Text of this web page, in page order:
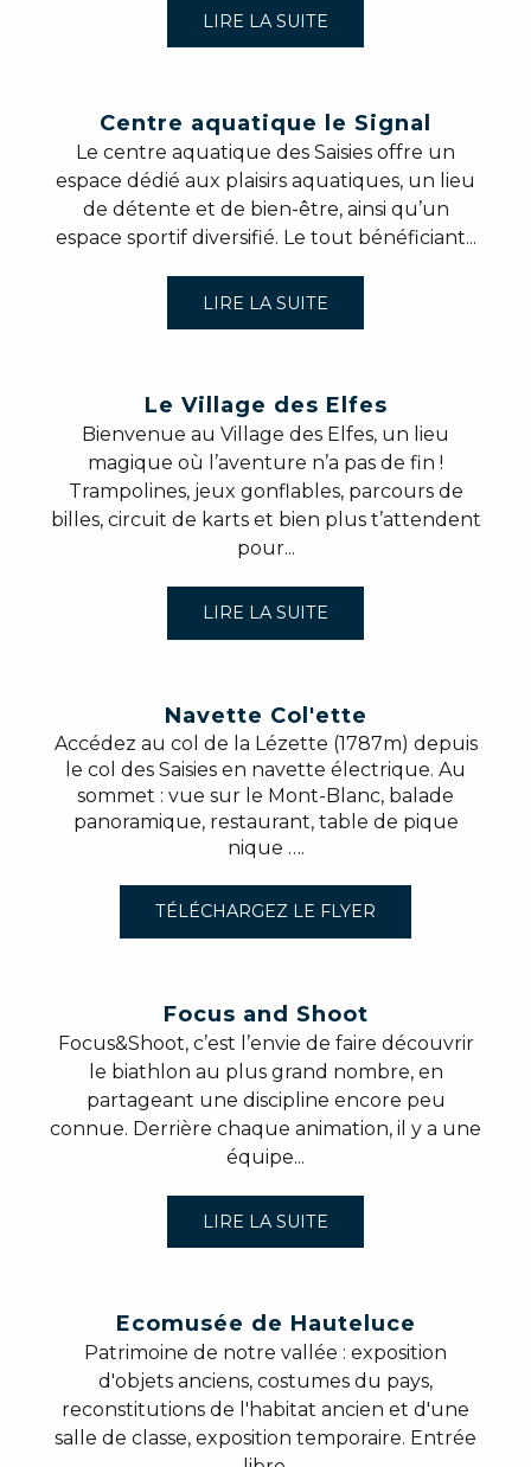
LIRE LA SUITE
Centre aquatique le Signal
Le centre aquatique des Saisies offre un
espace dédié aux plaisirs aquatiques, un lieu
de détente et de bien-être, ainsi qu’un
espace sportif diversifié. Le tout bénéficiant...
LIRE LA SUITE
Le Village des Elfes
Bienvenue au Village des Elfes, un lieu
magique où l’aventure n’a pas de fin !
Trampolines, jeux gonflables, parcours de
billes, circuit de karts et bien plus t’attendent
pour...
LIRE LA SUITE
Navette Col'ette
Accédez au col de la Lézette (1787m) depuis
le col des Saisies en navette électrique. Au
sommet : vue sur le Mont-Blanc, balade
panoramique, restaurant, table de pique
nique ….
TÉLÉCHARGEZ LE FLYER
Focus and Shoot
Focus&Shoot, c’est l’envie de faire découvrir
le biathlon au plus grand nombre, en
partageant une discipline encore peu
connue. Derrière chaque animation, il y a une
équipe...
LIRE LA SUITE
Ecomusée de Hauteluce
Patrimoine de notre vallée : exposition
d'objets anciens, costumes du pays,
reconstitutions de l'habitat ancien et d'une
salle de classe, exposition temporaire. Entrée